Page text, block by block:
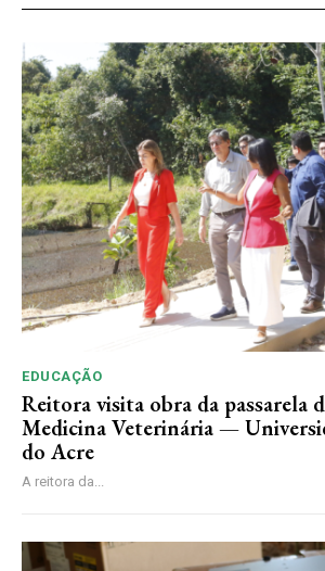
EDUCAÇÃO
Reitora visita obra da passarela
Medicina Veterinária —
do Acre
A reitora da...